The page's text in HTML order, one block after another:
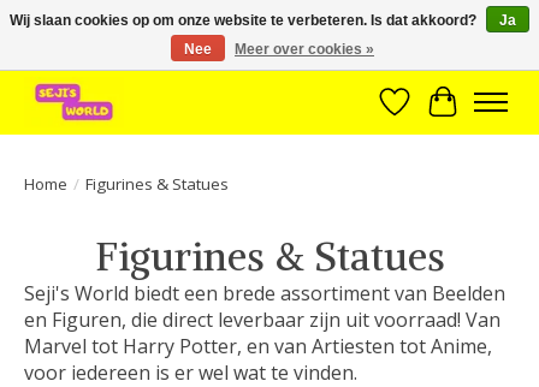
Brede assortiment direct leverbaar uit voorraad!
Verlanglijst
Home / Figurines & Statues
Figurines & Statues
Seji's World biedt een brede assortiment van Beelden
en Figuren, die direct leverbaar zijn uit voorraad! Van
Marvel tot Harry Potter, en van Artiesten tot Anime,
voor iedereen is er wel wat te vinden.
Wij slaan cookies op om onze website te verbeteren. Is dat akkoord?
Ja
Nee
Meer over cookies »